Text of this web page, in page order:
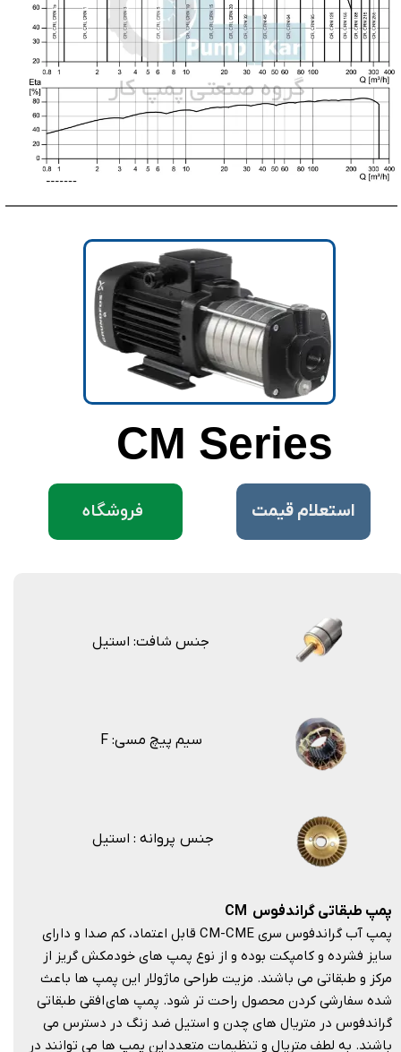
CM Series
پمپ طبقاتی گراندفوس CM
پمپ آب گراندفوس سری CM-CME قابل اعتماد، کم صدا و دارای
سایز فشرده و کامپکت بوده و از نوع پمپ های خودمکش گریز از
مرکز و طبقاتی می باشند. مزیت طراحی ماژولار این پمپ ها باعث
شده سفارشی کردن محصول راحت تر شود. پمپ های افقی طبقاتی
گراندفوس در متریال های چدن و استیل ضد زنگ در دسترس می
باشند. به لطف متریال و تنظیمات متعدد این پمپ ها می توانند در
جنس شافت: استیل
F :سیم پیچ مسی
جنس پروانه : استیل
فروشگاه ​استعلام قیمت